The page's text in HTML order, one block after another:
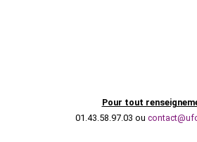
Pour tout
01.43.58.97.03 ou